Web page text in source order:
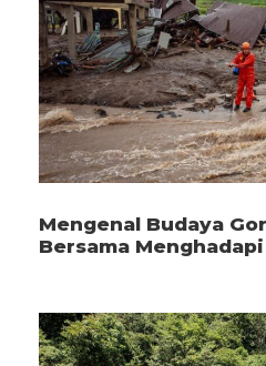
Mengenal Budaya
Bersama